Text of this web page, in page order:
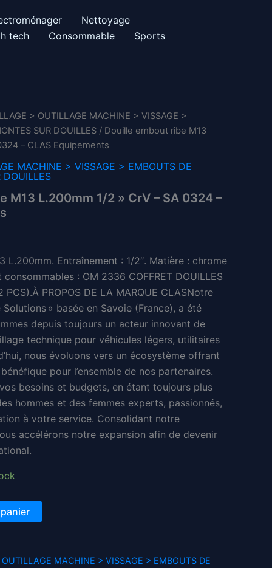
Nettoyage
tech Consommable
Sports
> OUTILLAGE MACHINE > VISSAGE >
SUR DOUILLES / Douille embout ribe M13
– CLAS Equipements
MACHINE > VISSAGE > EMBOUTS DE
DOUILLES
M13 L.200mm 1/2 » CrV – SA 0324 –
:
€.
L.200mm. Entraînement : 1/2″. Matière : chrome
: OM 2336 COFFRET DOUILLES
PCS).À PROPOS DE LA MARQUE CLASNotre
Solutions » basée en Savoie (France), a été
depuis toujours un acteur innovant de
technique pour véhicules légers, utilitaires
nous évoluons vers un écosystème offrant
pour l’ensemble de nos partenaires.
besoins et budgets, en étant toujours plus
hommes et des femmes experts, passionnés,
à votre service. Consolidant notre
accélérons notre expansion afin de devenir
MACHINE > VISSAGE > EMBOUTS DE